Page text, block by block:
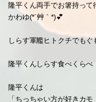
隆平くん両手でお箸持って
かわゆ(*´艸｀*)💕
しらす軍艦ヒトクチでもぐ
隆平くんしらす食べくらべ
隆平くんは
「ちっちゃい方が好きカモ